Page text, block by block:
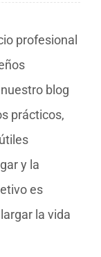
profesional
blog
prácticos,
y la
es
la vida